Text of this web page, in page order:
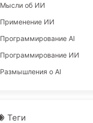
Мысли об ИИ
Применение ИИ
Программирование AI
Программирование ИИ
Размышления о AI
Теги